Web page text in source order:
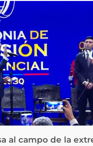
al campo de la